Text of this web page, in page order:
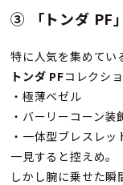
③ 「トンダ PF
特に人気を集めてい
トンダ PFコレクショ
・極薄ベゼル
・バーリーコーン装
・一体型ブレスレッ
一見すると控えめ。
しかし腕に乗せた瞬